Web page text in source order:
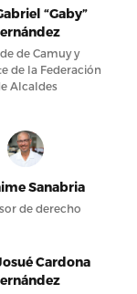
“Gaby”
de Camuy y
de la Federación
Alcaldes
Sanabria
de derecho
Cardona